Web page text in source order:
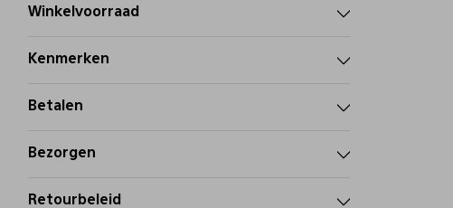
Winkelvoorraad
Kenmerken
Betalen
Bezorgen
Retourbeleid